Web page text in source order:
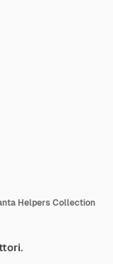
Helpers Collection